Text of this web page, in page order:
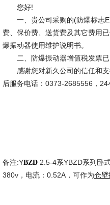
您好!
一、贵公司采购的(防爆标志
费、保价费、送货费及其它费用
爆振动器使用维护说明书。
二、防爆振动器增值税发票已
感谢您对新久公司的信任和支
后服务电话：0373-2685556，24
备注:YBZD 2.5-4系YBZD系列卧
380v，电流：0.52A，可作为仓壁